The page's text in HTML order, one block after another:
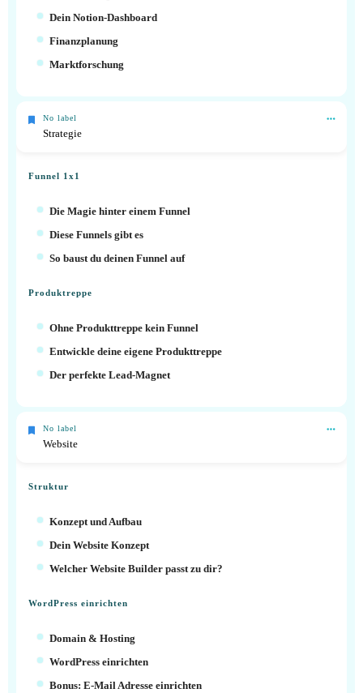
Dein Notion-Dashboard
Finanzplanung
Marktforschung
No label
Strategie
Funnel 1x1
Die Magie hinter einem Funnel
Diese Funnels gibt es
So baust du deinen Funnel auf
Produktreppe
Ohne Produkttreppe kein Funnel
Entwickle deine eigene Produkttreppe
Der perfekte Lead-Magnet
No label
Website
Struktur
Konzept und Aufbau
Dein Website Konzept
Welcher Website Builder passt zu dir?
WordPress einrichten
Domain & Hosting
WordPress einrichten
Bonus: E-Mail Adresse einrichten